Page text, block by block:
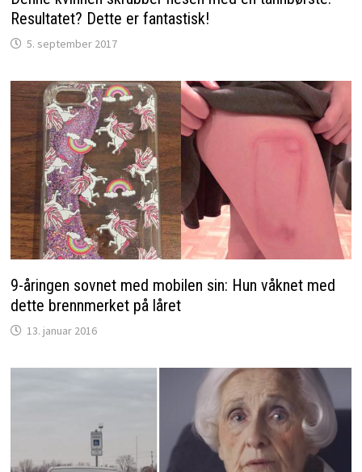
Resultatet? Dette er fantastisk!
5. september 2017
9-åringen sovnet med mobilen sin: Hun våknet med
dette brennmerket på låret
13. januar 2016